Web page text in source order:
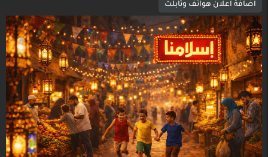
اضافة اعلان هواتف وتابلت